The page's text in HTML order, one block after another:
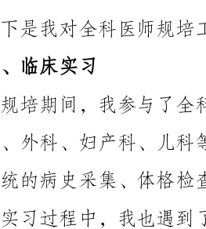
论和学习，我逐渐提高了解决问题的能力。